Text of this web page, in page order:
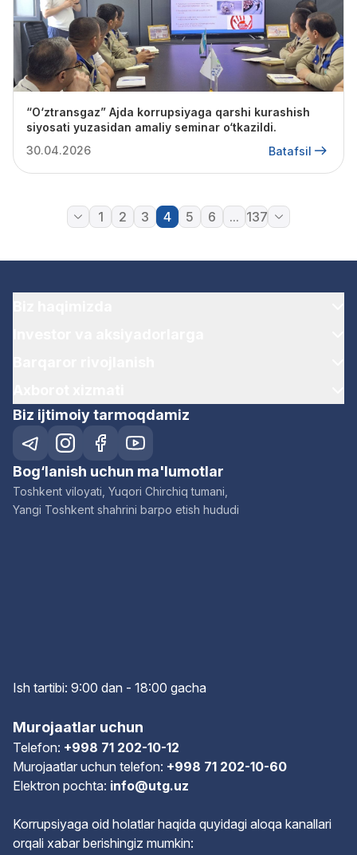
“O‘ztransgaz” Ajda korrupsiyaga qarshi kurashish
siyosati yuzasidan amaliy seminar o‘tkazildi.
30.04.2026
Batafsil
1 2 3 4 5 6 ... 137
Biz ijtimoiy tarmoqdamiz
Bog‘lanish uchun ma'lumotlar
Toshkent viloyati, Yuqori Chirchiq tumani,
Yangi Toshkent shahrini barpo etish hududi
Ish tartibi: 9:00 dan - 18:00 gacha
Murojaatlar uchun
Telefon: +998 71 202-10-12
Murojaatlar uchun telefon: +998 71 202-10-60
Elektron pochta: info@utg.uz
Korrupsiyaga oid holatlar haqida quyidagi aloqa kanallari
orqali xabar berishingiz mumkin: